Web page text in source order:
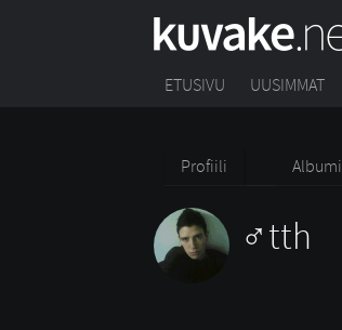
ETUSIVU UUSIMMAT
Profiili Albumi
tth